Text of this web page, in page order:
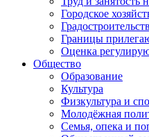
Городское
Границы
Оценка
Общество
Образование
Культура
Физкультура и
Молодёжная
Семья, опека и